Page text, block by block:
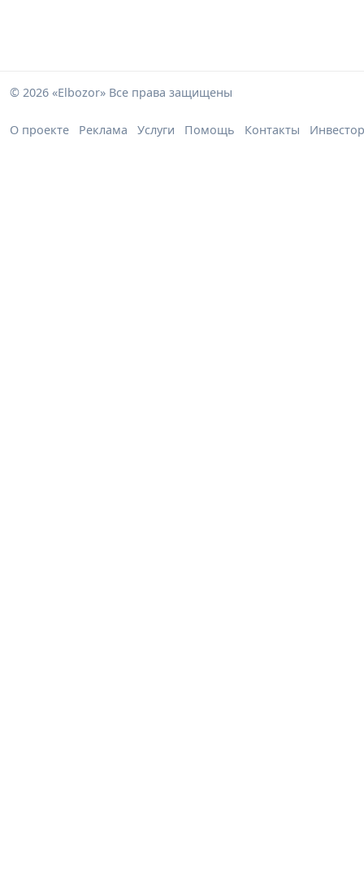
© 2026 «Elbozor» Все права защищены
О проекте Реклама Услуги Помощь Контакты